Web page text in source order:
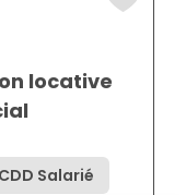
locative
CDD Salarié